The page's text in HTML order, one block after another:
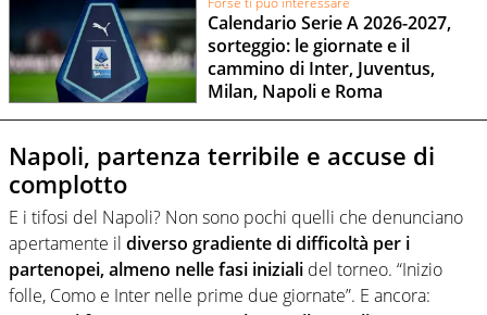
Calendario Serie A 2026-2027,
sorteggio: le giornate e il
cammino di Inter, Juventus,
Milan, Napoli e Roma
Napoli, partenza terribile e accuse di
complotto
E i tifosi del Napoli? Non sono pochi quelli che denunciano
apertamente il diverso gradiente di difficoltà per i
partenopei, almeno nelle fasi iniziali del torneo. “Inizio
folle, Como e Inter nelle prime due giornate”. E ancora: